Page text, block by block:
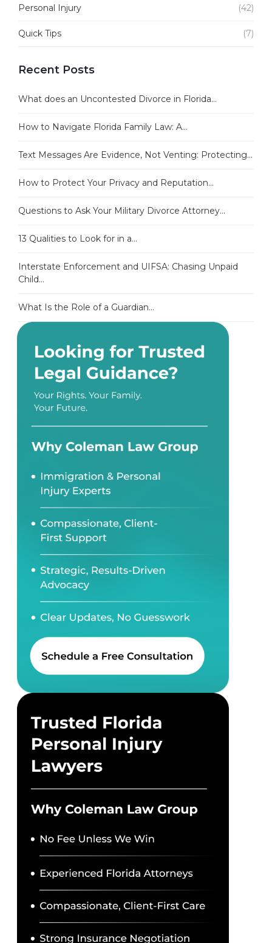
Personal Injury (42)
Quick Tips (7)
Recent Posts
What does an Uncontested Divorce in Florida...
How to Navigate Florida Family Law: A...
Text Messages Are Evidence, Not Venting: Protecting...
How to Protect Your Privacy and Reputation...
Questions to Ask Your Military Divorce Attorney...
13 Qualities to Look for in a...
Interstate Enforcement and UIFSA: Chasing Unpaid
Child...
What Is the Role of a Guardian...